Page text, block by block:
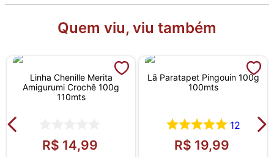
Quem viu, viu também
Linha Chenille Merita
Amigurumi Crochê 100g
110mts
R$ 14,99
Lã Paratapet Pingouin 100g
100mts
12
R$ 19,99